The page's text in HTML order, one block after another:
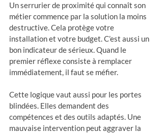
Un serrurier de proximité qui connaît son
métier commence par la solution la moins
destructive. Cela protège votre
installation et votre budget. C’est aussi un
bon indicateur de sérieux. Quand le
premier réflexe consiste à remplacer
immédiatement, il faut se méfier.
Cette logique vaut aussi pour les portes
blindées. Elles demandent des
compétences et des outils adaptés. Une
mauvaise intervention peut aggraver la